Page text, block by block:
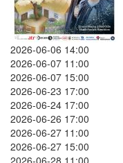
2026-06-06 14:00
2026-06-07 11:00
2026-06-07 15:00
2026-06-23 17:00
2026-06-24 17:00
2026-06-26 17:00
2026-06-27 11:00
2026-06-27 15:00
2026-06-28 11:00